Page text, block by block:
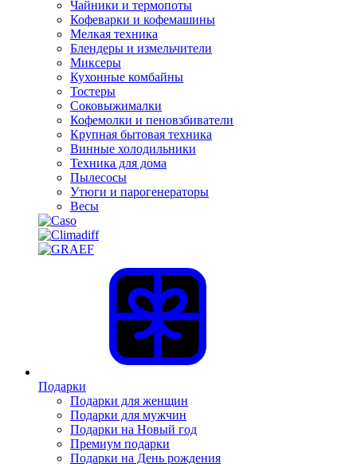
Чайники и термопоты
Кофеварки и кофемашины
Мелкая техника
Блендеры и измельчители
Миксеры
Кухонные комбайны
Тостеры
Соковыжималки
Кофемолки и пеновзбиватели
Крупная бытовая техника
Винные холодильники
Техника для дома
Пылесосы
Утюги и парогенераторы
Весы
Подарки
Подарки для женщин
Подарки для мужчин
Подарки на Новый год
Премиум подарки
Подарки на День рождения